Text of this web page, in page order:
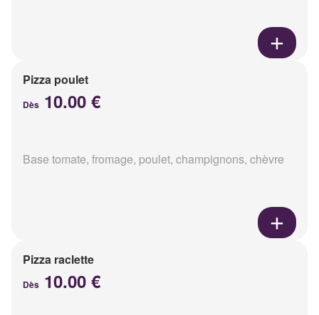
Pizza poulet
Dès 10.00 €
Base tomate, fromage, poulet, champignons, chèvre
Pizza raclette
Dès 10.00 €